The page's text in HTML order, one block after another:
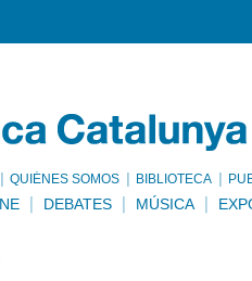
QUIÉNES SOMOS BIBLIOTECA
DEBATES MÚSICA